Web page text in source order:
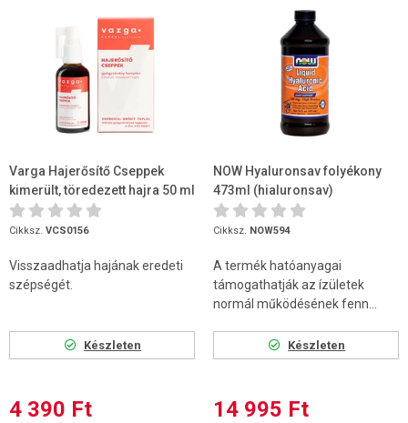
Varga Hajerősítő Cseppek
kimerült, töredezett hajra 50 ml
Cikksz. VCS0156
Visszaadhatja hajának eredeti
szépségét.
Készleten
4 390 Ft
NOW Hyaluronsav folyékony
473ml (hialuronsav)
Cikksz. NOW594
A termék hatóanyagai
támogathatják az ízületek
normál működésének fenn...
Készleten
14 995 Ft